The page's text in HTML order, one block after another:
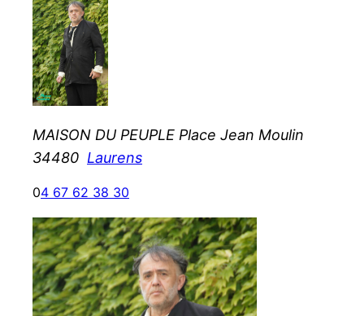
MAISON DU PEUPLE Place Jean Moulin
34480 Laurens
04 67 62 38 30